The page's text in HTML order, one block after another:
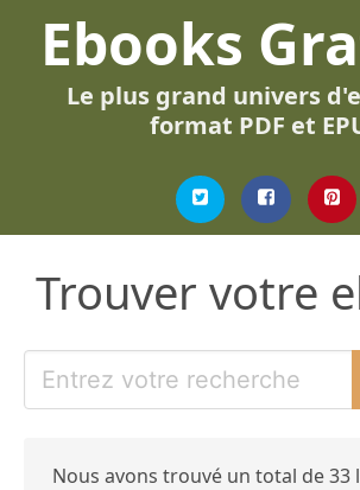
Ebooks
Le plus grand univers
format PDF et
Trouver votre
Nous avons trouvé un total de 33